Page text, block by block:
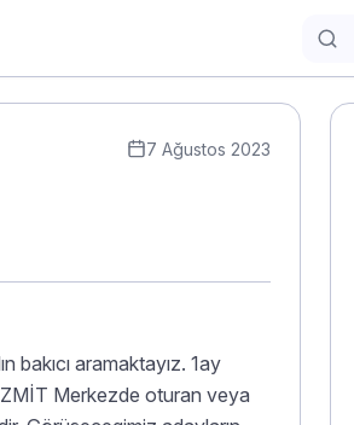
7 Ağustos 2023
bakıcı aramaktayız. 1ay
Merkezde oturan veya